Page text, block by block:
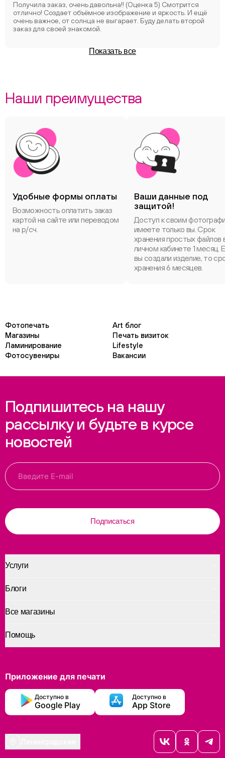
Получила заказ, очень давольна!! (Оценка 5) Смотрится
отлично! Создает объёмное изображение и яркость. И ещё
очень важное, от солнца не выгарает. Буду делать второй
заказ для своей знакомой.
Показать все
Наши преимущества
Удобные формы оплаты
Возможность оплатить заказ
картой на сайте или переводом
на р/сч.
Ваши данные под
защитой!
Доступ к своим
имеете только вы. Срок
хранения простых файлов
личном кабинете 1 месяц.
вы создали изделие, то
хранения 6 месяцев.
Фотопечать
Art блог
Магазины
Печать визиток
Ламинирование
Lifestyle
Фотосувениры
Вакансии
Подпишитесь на нашу
рассылку и будьте в курсе
новостей
Подписаться
Услуги
Помощь
Блоги
Все магазины
Приложение для печати
Доступно в
Google Play
Доступно в
App Store